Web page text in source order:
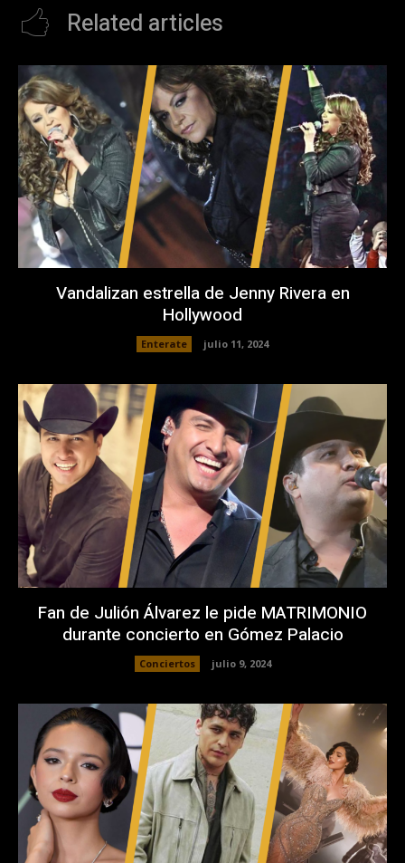
Related articles
Vandalizan estrella de Jenny Rivera en
Hollywood
Enterate julio 11, 2024
Fan de Julión Álvarez le pide MATRIMONIO
durante concierto en Gómez Palacio
Conciertos julio 9, 2024